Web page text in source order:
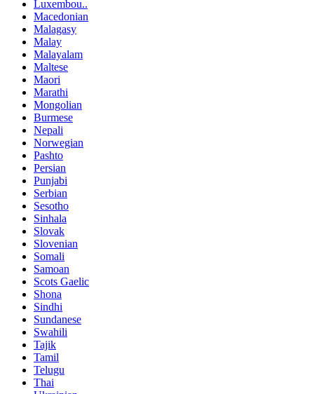
Luxembou..
Macedonian
Malagasy
Malay
Malayalam
Maltese
Maori
Marathi
Mongolian
Burmese
Nepali
Norwegian
Pashto
Persian
Punjabi
Serbian
Sesotho
Sinhala
Slovak
Slovenian
Somali
Samoan
Scots Gaelic
Shona
Sindhi
Sundanese
Swahili
Tajik
Tamil
Telugu
Thai